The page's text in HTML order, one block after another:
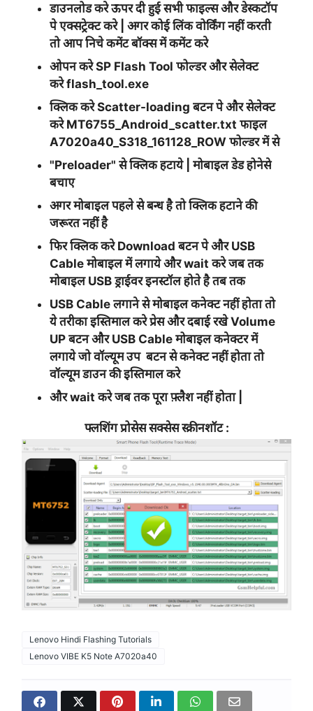
डाउनलोड करे ऊपर दी हुई सभी फाइल्स और डेस्कटॉप
पे एक्सट्रेक्ट करे | अगर कोई लिंक वोर्किंग नहीं करती
तो आप निचे कमेंट बॉक्स में कमेंट करे
ओपन करेSP Flash Tool फोल्डर और सेलेक्ट
करेflash_tool.exe
क्लिक करेScatter-loading बटन पे और सेलेक्ट
करे MT6755_Android_scatter.txt फाइल
A7020a40_S318_161128_ROW फोल्डर में से
"Preloader" से क्लिक हटाये | मोबाइल डेड होनेसे
बचाए
अगर मोबाइल पहले से बन्ध है तो क्लिक हटाने की
जरूरत नहीं है
फिर क्लिक करे Download बटन पे और USB
Cable मोबाइल में लगाये और wait करे जब तक
मोबाइल USB ड्राईवर इनस्टॉल होते है तब तक
USB Cable लगाने से मोबाइल कनेक्ट नहीं होता तो
ये तरीका इस्तिमाल करे प्रेस और दबाई रखेVolume
UP बटन और USB Cable मोबाइल कनेक्टर में
लगाये जो वॉल्यूम उप बटन से कनेक्ट नहीं होता तो
वॉल्यूम डाउन की इस्तिमाल करे
और wait करे जब तक पूरा फ़्लैश नहीं होता |
फ्लशिंग प्रोसेस सक्सेस स्क्रीनशॉट :
Lenovo Hindi Flashing Tutorials
Lenovo VIBE K5 Note A7020a40